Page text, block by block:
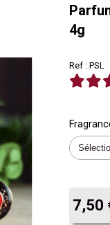
4g
Ref : PSL
7,50